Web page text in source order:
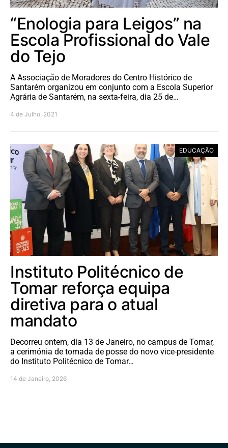
“Enologia para Leigos” na
Escola Profissional do Vale
do Tejo
A Associação de Moradores do Centro Histórico de
Santarém organizou em conjunto com a Escola Superior
Agrária de Santarém, na sexta-feira, dia 25 de…
4 de Julho, 2021
EDUCAÇÃO
Instituto Politécnico de
Tomar reforça equipa
diretiva para o atual
mandato
Decorreu ontem, dia 13 de Janeiro, no campus de Tomar,
a cerimónia de tomada de posse do novo vice-presidente
do Instituto Politécnico de Tomar…
14 de Janeiro, 2026